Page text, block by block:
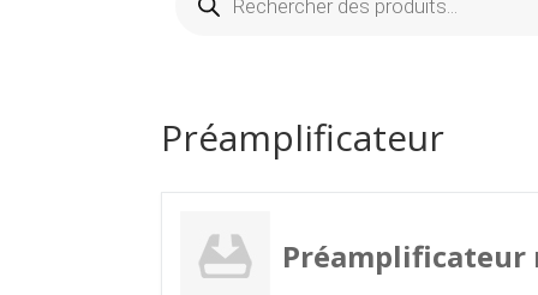
produits
Préamplificateur
Préamplificateur